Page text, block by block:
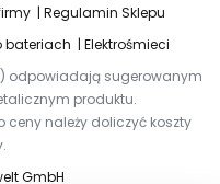
Regulamin Sklepu
bateriach
Elektrośmieci
odpowiadają sugerowanym
produktu.
ceny należy doliczyć koszty
GmbH